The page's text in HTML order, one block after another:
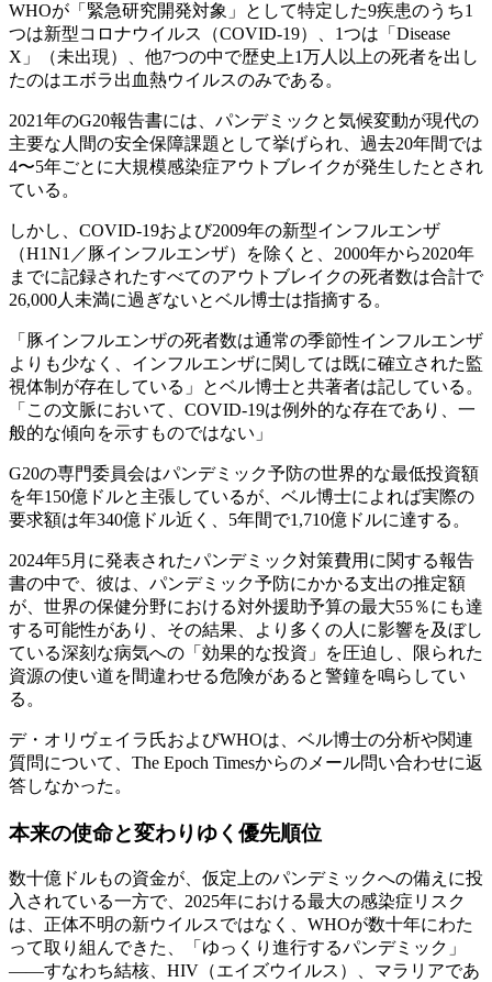
WHOが「緊急研究開発対象」として特定した9疾患のうち1
つは新型コロナウイルス（COVID-19）、1つは「Disease
X」（未出現）、他7つの中で歴史上1万人以上の死者を出し
たのはエボラ出血熱ウイルスのみである。
2021年のG20報告書には、パンデミックと気候変動が現代の
主要な人間の安全保障課題として挙げられ、過去20年間では
4〜5年ごとに大規模感染症アウトブレイクが発生したとされ
ている。
しかし、COVID-19および2009年の新型インフルエンザ
（H1N1／豚インフルエンザ）を除くと、2000年から2020年
までに記録されたすべてのアウトブレイクの死者数は合計で
26,000人未満に過ぎないとベル博士は指摘する。
「豚インフルエンザの死者数は通常の季節性インフルエンザ
よりも少なく、インフルエンザに関しては既に確立された監
視体制が存在している」とベル博士と共著者は記している。
「この文脈において、COVID-19は例外的な存在であり、一
般的な傾向を示すものではない」
G20の専門委員会はパンデミック予防の世界的な最低投資額
を年150億ドルと主張しているが、ベル博士によれば実際の
要求額は年340億ドル近く、5年間で1,710億ドルに達する。
2024年5月に発表されたパンデミック対策費用に関する報告
書の中で、彼は、パンデミック予防にかかる支出の推定額
が、世界の保健分野における対外援助予算の最大55％にも達
する可能性があり、その結果、より多くの人に影響を及ぼし
ている深刻な病気への「効果的な投資」を圧迫し、限られた
資源の使い道を間違わせる危険があると警鐘を鳴らしてい
る。
デ・オリヴェイラ氏およびWHOは、ベル博士の分析や関連
質問について、The Epoch Timesからのメール問い合わせに返
答しなかった。
本来の使命と変わりゆく優先順位
数十億ドルもの資金が、仮定上のパンデミックへの備えに投
入されている一方で、2025年における最大の感染症リスク
は、正体不明の新ウイルスではなく、WHOが数十年にわた
って取り組んできた、「ゆっくり進行するパンデミック」
――すなわち結核、HIV（エイズウイルス）、マラリアであ